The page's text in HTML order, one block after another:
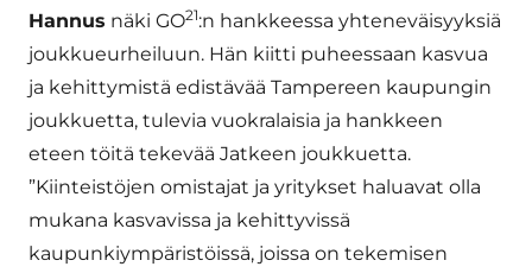
Hannus näki GO21:n hankkeessa yhteneväisyyksiä
joukkueurheiluun. Hän kiitti puheessaan kasvua
ja kehittymistä edistävää Tampereen kaupungin
joukkuetta, tulevia vuokralaisia ja hankkeen
eteen töitä tekevää Jatkeen joukkuetta.
”Kiinteistöjen omistajat ja yritykset haluavat olla
mukana kasvavissa ja kehittyvissä
kaupunkiympäristöissä, joissa on tekemisen